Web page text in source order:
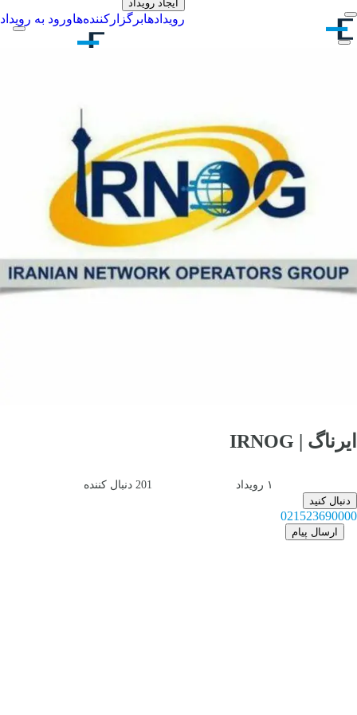
ایجاد رویداد
رویدادهابرگزارکننده‌هاورود به رویداد
ایرناگ | IRNOG
۱ رویداد 201 دنبال کننده
دنبال کنید
021523690000
ارسال پیام